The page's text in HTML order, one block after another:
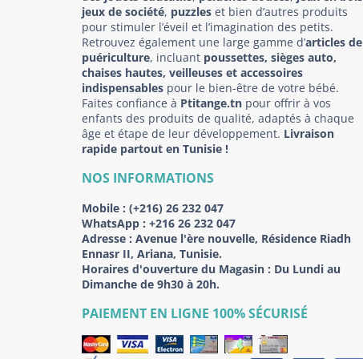
jeux de société, puzzles et bien d’autres produits
pour stimuler l’éveil et l’imagination des petits.
Retrouvez également une large gamme d’articles de
puériculture, incluant poussettes, sièges auto,
chaises hautes, veilleuses et accessoires
indispensables pour le bien-être de votre bébé.
Faites confiance à Ptitange.tn pour offrir à vos
enfants des produits de qualité, adaptés à chaque
âge et étape de leur développement. Livraison
rapide partout en Tunisie !
NOS INFORMATIONS
Mobile : (+216) 26 232 047
WhatsApp : +216 26 232 047
Adresse : Avenue l'ère nouvelle, Résidence Riadh
Ennasr II, Ariana, Tunisie.
Horaires d'ouverture du Magasin : Du Lundi au
Dimanche de 9h30 à 20h.
PAIEMENT EN LIGNE 100% SÉCURISÉ